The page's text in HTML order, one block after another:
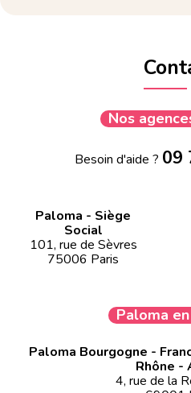
Nos
Besoin d'aide ? 09
Paloma - Siège
Social
101, rue de Sèvres
75006 Paris
Paloma
Paloma Bourgogne -
Rhône -
4, rue de la